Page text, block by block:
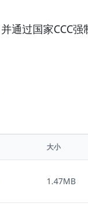
通过国家CCC强
大小
1.47MB